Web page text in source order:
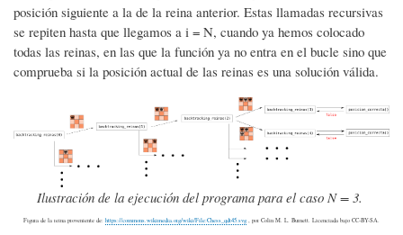
posición siguiente a la de la reina anterior. Estas llamadas recursivas
se repiten hasta que llegamos a i = N, cuando ya hemos colocado
todas las reinas, en las que la función ya no entra en el bucle sino que
comprueba si la posición actual de las reinas es una solución válida.
Ilustración de la ejecución del programa para el caso N = 3.
Figura de la reina proveniente de: https://commons.wikimedia.org/wiki/File:Chess_qdt45.svg , por Colin M. L. Burnett. Licenciada bajo CC-BY-SA.